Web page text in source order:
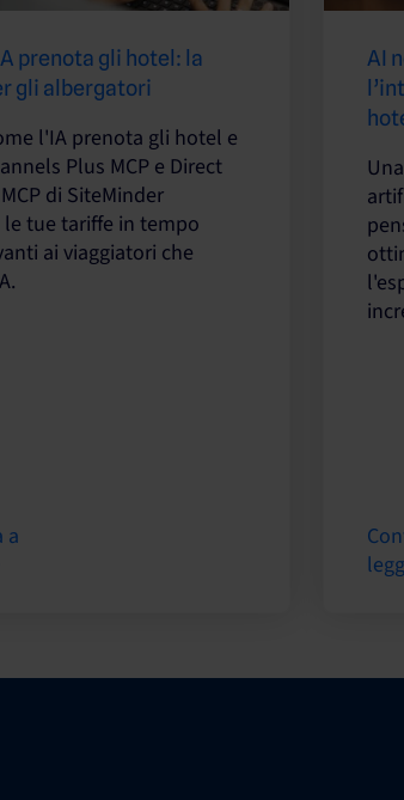
prenota gli hotel: la
gli albergatori
l'IA prenota gli hotel e
Plus MCP e Direct
di SiteMinder
tue tariffe in tempo
ai viaggiatori che
a
AI